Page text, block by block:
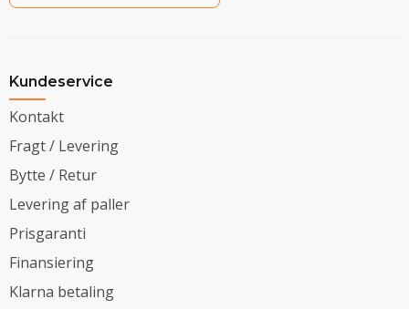
Kundeservice
Kontakt
Fragt / Levering
Bytte / Retur
Levering af paller
Prisgaranti
Finansiering
Klarna betaling